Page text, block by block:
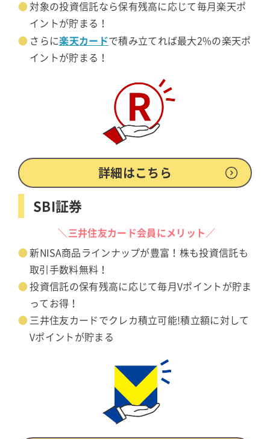
対象の投資信託なら保有残高に応じて毎月楽天ポ
イントが貯まる！
さらに楽天カードで積み立てれば最大2%の楽天ポ
イントが貯まる！
詳細はこちら
SBI証券
＼三井住友カード会員にメリット／
新NISA商品ラインナップが豊富！株も投資信託も
取引手数料無料！
投資信託の保有残高に応じて毎月Vポイントが貯ま
ってお得！
三井住友カードでクレカ積立可能!積立額に対して
Vポイントが貯まる